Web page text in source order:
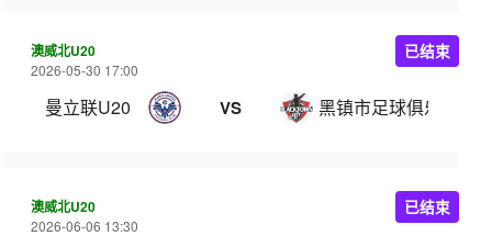
澳威北U20
2026-05-30 17:00
曼立联U20 VS 黑镇市足球俱乐部U20
已结束
澳威北U20
2026-06-06 13:30
已结束